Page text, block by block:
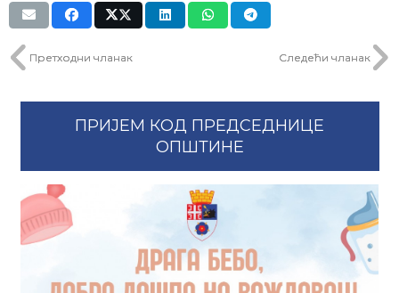
Претходни чланак Следећи чланак
ПРИЈЕМ КОД ПРЕДСЕДНИЦЕ
ОПШТИНЕ